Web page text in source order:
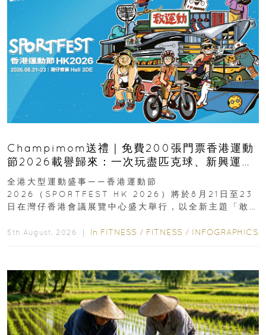
Champimom送禮｜免費200張門票香港運動
節2026載譽歸來：一次玩盡匹克球、新興運
動、街舞比賽＋逾百運動品牌展覽
全港大型運動盛事——香港運動節
2026（SPORTFEST HK 2026）將於8月21日至23
日在灣仔香港會議展覽中心盛大舉行，以全新主題「敢
5th August, 2026 ｜ In FITNESS / FITNESS / INFOGRAPHICS